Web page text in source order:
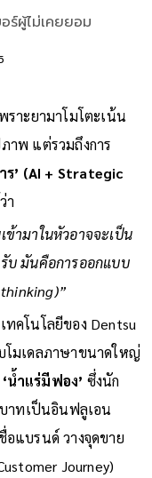
ผู้ไม่เคยยอม
าะยามาโมโตะเน้น
าพ แต่รวมถึงการ
’ (AI + Strategic
า
ามาในหัวอาจจะเป็น
มันคือการออกแบบ
คโนโลยีของ Dentsu
มเดลภาษาขนาดใหญ่
‘น้ำแร่มีฟอง’ซึ่งนัก
าทเป็นอินฟลูเอน
แบรนด์ วางจุดขาย